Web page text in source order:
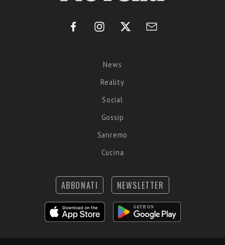
News
Reality
Social
Gossip
Sanremo
Cucina
ABBONATI NEWSLETTER